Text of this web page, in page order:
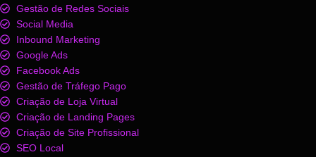
Gestão de Redes Sociais
Social Media
Inbound Marketing
Google Ads
Facebook Ads
Gestão de Tráfego Pago
Criação de Loja Virtual
Criação de Landing Pages
Criação de Site Profissional
SEO Local